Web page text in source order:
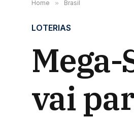
Home » Brasil
LOTERIAS
vai